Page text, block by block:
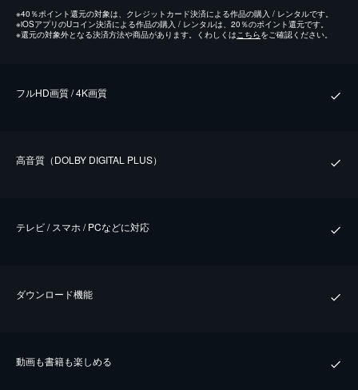
※40％ポイント還元の対象は、クレジットカード決済による作品の購入 / レンタルです。
※iOSアプリのUコイン決済による作品の購入 / レンタルは、20％のポイント還元です。
※還元の対象外となる決済方法や商品があります。くわしくはこちらをご確認ください。
フルHD画質 / 4K画質
⾼⾳質（DOLBY DIGITAL PLUS）
テレビ / スマホ / PCなどに対応
ダウンロード機能
動画も書籍も楽しめる